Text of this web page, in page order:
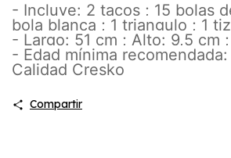
- Incluye: 2 tacos ; 15 bolas
bola blanca ; 1 triangulo ; 1
- Largo: 51 cm ; Alto: 9,5 cm
- Edad mínima
Calidad Cresko
Compartir